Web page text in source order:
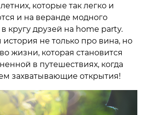
которые так легко и
и на веранде модного
кругу друзей на home party.
история не только про вина, но
жизни, которая становится
в путешествиях, когда
захватывающие открытия!